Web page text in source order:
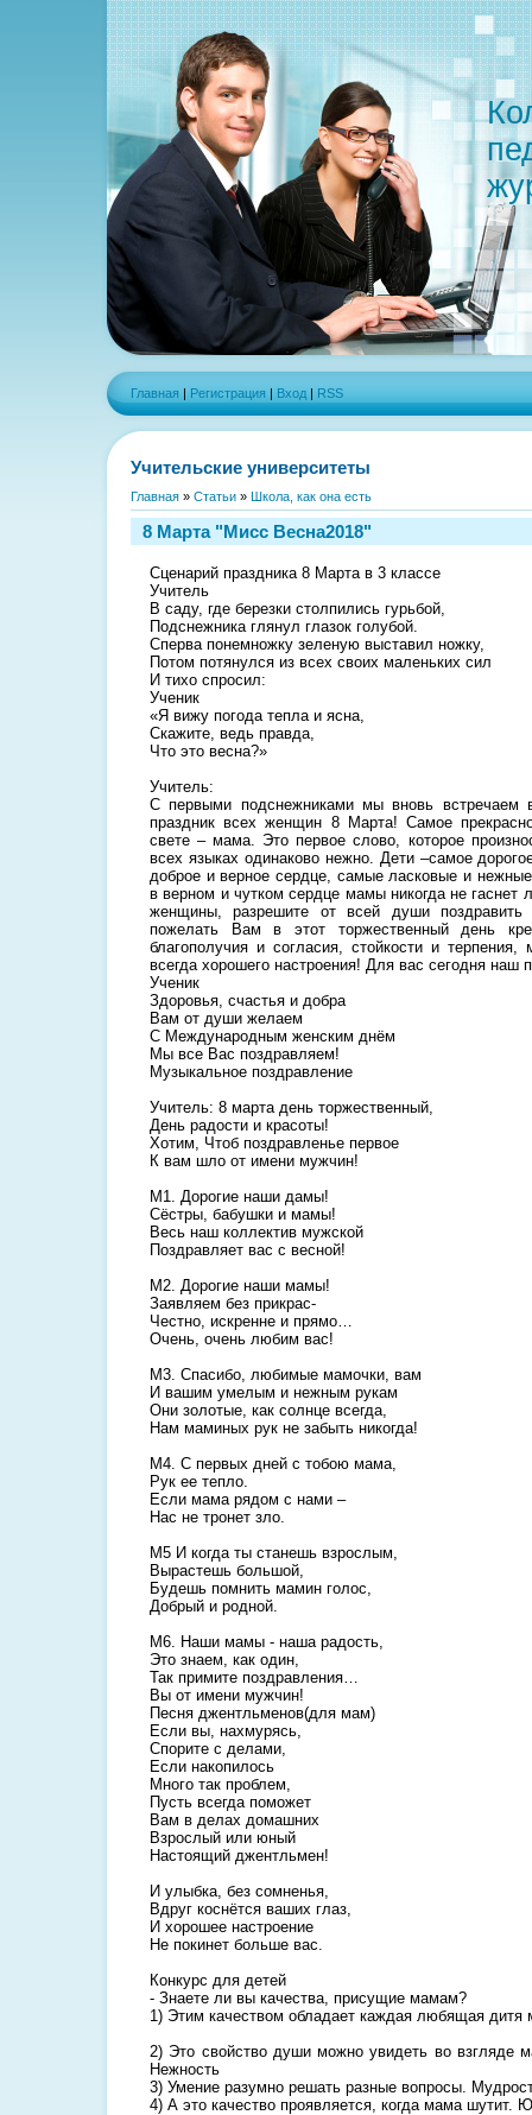
Главная | Регистрация | Вход | RSS
Учительские университеты
Главная » Статьи » Школа, как она есть
8 Марта "Мисс Весна2018"
Сценарий праздника 8 Марта в 3 классе
Учитель
В саду, где березки столпились гурьбой,
Подснежника глянул глазок голубой.
Сперва понемножку зеленую выставил ножку,
Потом потянулся из всех своих маленьких сил
И тихо спросил:
Ученик
«Я вижу погода тепла и ясна,
Скажите, ведь правда,
Что это весна?»
Учитель:
С первыми подснежниками мы вновь встречаем
праздник всех женщин 8 Марта! Самое
свете – мама. Это первое слово, которое
всех языках одинаково нежно. Дети –самое
доброе и верное сердце, самые ласковые и
в верном и чутком сердце мамы никогда не
женщины, разрешите от всей души
пожелать Вам в этот торжественный день
благополучия и согласия, стойкости и
всегда хорошего настроения! Для вас сегодня наш
Ученик
Здоровья, счастья и добра
Вам от души желаем
С Международным женским днём
Мы все Вас поздравляем!
Музыкальное поздравление
Учитель: 8 марта день торжественный,
День радости и красоты!
Хотим, Чтоб поздравленье первое
К вам шло от имени мужчин!
М1. Дорогие наши дамы!
Сёстры, бабушки и мамы!
Весь наш коллектив мужской
Поздравляет вас с весной!
М2. Дорогие наши мамы!
Заявляем без прикрас-
Честно, искренне и прямо…
Очень, очень любим вас!
М3. Спасибо, любимые мамочки, вам
И вашим умелым и нежным рукам
Они золотые, как солнце всегда,
Нам маминых рук не забыть никогда!
М4. С первых дней с тобою мама,
Рук ее тепло.
Если мама рядом с нами –
Нас не тронет зло.
М5 И когда ты станешь взрослым,
Вырастешь большой,
Будешь помнить мамин голос,
Добрый и родной.
М6. Наши мамы - наша радость,
Это знаем, как один,
Так примите поздравления…
Вы от имени мужчин!
Песня джентльменов(для мам)
Если вы, нахмурясь,
Спорите с делами,
Если накопилось
Много так проблем,
Пусть всегда поможет
Вам в делах домашних
Взрослый или юный
Настоящий джентльмен!
И улыбка, без сомненья,
Вдруг коснётся ваших глаз,
И хорошее настроение
Не покинет больше вас.
Конкурс для детей
- Знаете ли вы качества, присущие мамам?
1) Этим качеством обладает каждая любящая дитя
2) Это свойство души можно увидеть во взгляде
Нежность
3) Умение разумно решать разные вопросы.
4) А это качество проявляется, когда мама шутит.